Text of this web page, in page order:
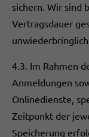
sichern. Wir sind
Vertragsdauer
4.3. Im Rahmen
Anmeldungen
Onlinedienste,
Zeitpunkt der
Speicherung